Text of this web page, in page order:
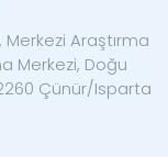
Araştırma
Merkezi, Doğu
Çünür/Isparta